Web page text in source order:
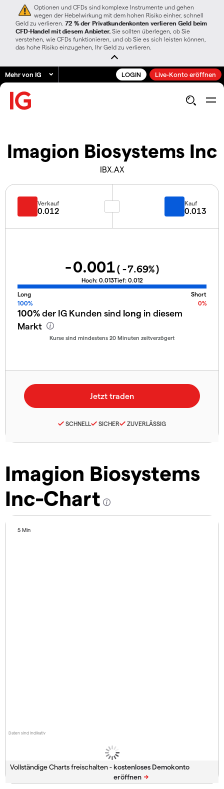
Optionen und CFDs sind komplexe Instrumente und gehen
wegen der Hebelwirkung mit dem hohen Risiko einher, schnell
Geld zu verlieren. 72 % der Privatkundenkonten verlieren Geld beim
CFD-Handel mit diesem Anbieter. Sie sollten überlegen, ob Sie
verstehen, wie CFDs funktionieren, und ob Sie es sich leisten können,
das hohe Risiko einzugehen, Ihr Geld zu verlieren.
Mehr von IG LOGIN Live-Konto eröffnen
Imagion Biosystems Inc
IBX.AX
Imagion Biosystems
Inc-Chart
Daten sind indikativ
5 Min
Vollständige Charts freischalten -
Verkauf
0.012
Kauf
0.013
-0.001( -7.69%)
Hoch: 0.013Tief: 0.012
Long
Short
100%
0%
100%der IG Kunden sind long in diesem
Markt
Kurse sind mindestens 20 Minuten zeitverzögert
SCHNELL SICHER ZUVERLÄSSIG